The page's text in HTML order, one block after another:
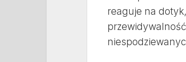
reaguje na